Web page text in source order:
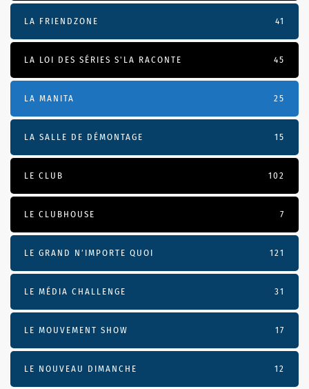
LA FRIENDZONE 41
LA LOI DES SÉRIES S'LA RACONTE 45
LA MANITA 25
LA SALLE DE DÉMONTAGE 15
LE CLUB 102
LE CLUBHOUSE 7
LE GRAND N’IMPORTE QUOI 121
LE MÉDIA CHALLENGE 31
LE MOUVEMENT SHOW 17
LE NOUVEAU DIMANCHE 12